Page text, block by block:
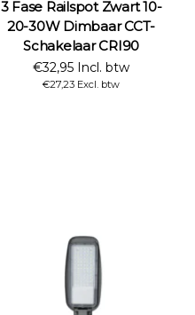
3 Fase Railspot Zwart 10-
20-30W Dimbaar CCT-
Schakelaar CRI90
€32,95 Incl. btw
€27,23 Excl. btw